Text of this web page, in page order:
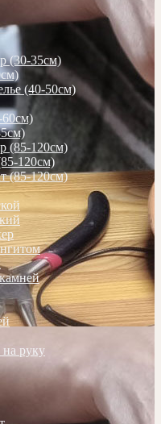
(30-35см)
(40-50см)
(85-120см)
120см)
(85-120см)
руку